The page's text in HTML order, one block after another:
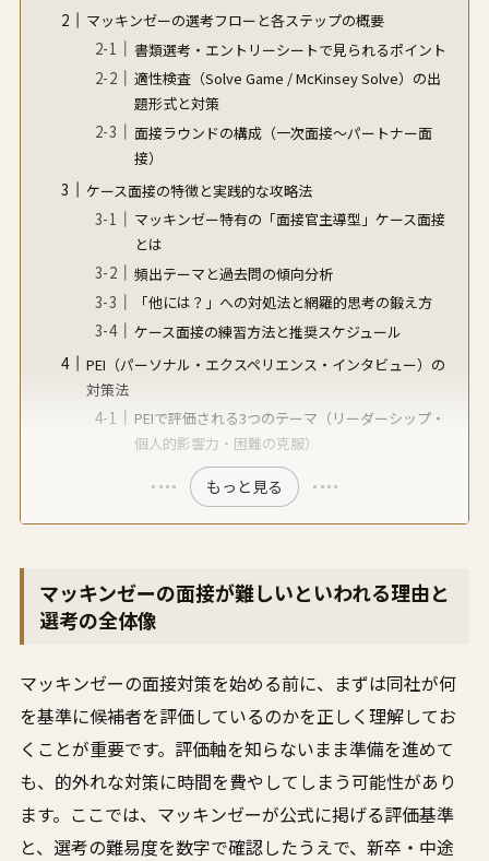
マッキンゼーの選考フローと各ステップの概要
書類選考・エントリーシートで見られるポイント
適性検査（Solve Game / McKinsey Solve）の出
題形式と対策
面接ラウンドの構成（一次面接〜パートナー面
接）
ケース面接の特徴と実践的な攻略法
マッキンゼー特有の「面接官主導型」ケース面接
とは
頻出テーマと過去問の傾向分析
「他には？」への対処法と網羅的思考の鍛え方
ケース面接の練習方法と推奨スケジュール
PEI（パーソナル・エクスペリエンス・インタビュー）の
対策法
PEIで評価される3つのテーマ（リーダーシップ・
個人的影響力・困難の克服）
もっと見る
マッキンゼーの面接が難しいといわれる理由と
選考の全体像
マッキンゼーの面接対策を始める前に、まずは同社が何
を基準に候補者を評価しているのかを正しく理解してお
くことが重要です。評価軸を知らないまま準備を進めて
も、的外れな対策に時間を費やしてしまう可能性があり
ます。ここでは、マッキンゼーが公式に掲げる評価基準
と、選考の難易度を数字で確認したうえで、新卒・中途